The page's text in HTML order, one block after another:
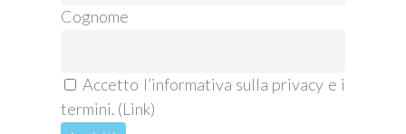
Cognome
Accetto l’informativa sulla privacy e i
termini. (Link)